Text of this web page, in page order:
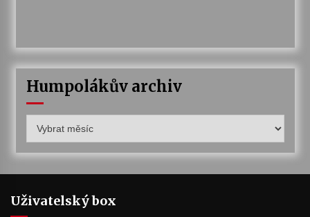
Humpolákův archiv
archiv
Uživatelský box